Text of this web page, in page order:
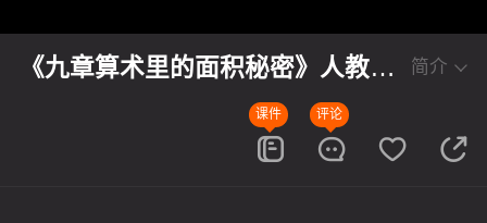
简介
《九章算术里的面积秘密》人教版
五上数学2026深化学科实践让学习
评论
课件